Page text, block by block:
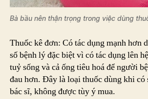
Bà bầu nên thận trọng trong việc dùng
Thuốc kê đơn: Có tác dụng mạnh hơn
số bệnh lý đặc biệt vì có tác dụng lên
tuỷ sống và cả ống tiêu hoá để người
đau hơn. Đây là loại thuốc dùng khi có
bác sĩ, không được tùy ý mua.